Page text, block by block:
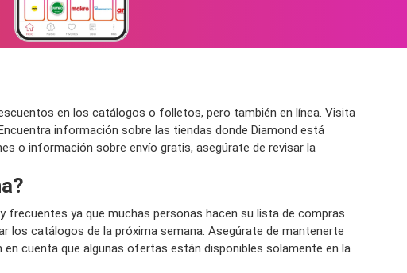
en los catálogos o folletos, pero también en línea. Visita
información sobre las tiendas donde Diamond está
o información sobre envío gratis, asegúrate de revisar la
frecuentes ya que muchas personas hacen su lista de compras
catálogos de la próxima semana. Asegúrate de mantenerte
cuenta que algunas ofertas están disponibles solamente en la